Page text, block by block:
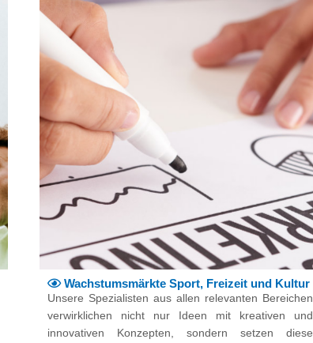
Wachstumsmärkte Sport, Freizeit und Kultur
Unsere Spezialisten aus allen relevanten Bereichen
verwirklichen nicht nur Ideen mit kreativen und
innovativen Konzepten, sondern setzen diese